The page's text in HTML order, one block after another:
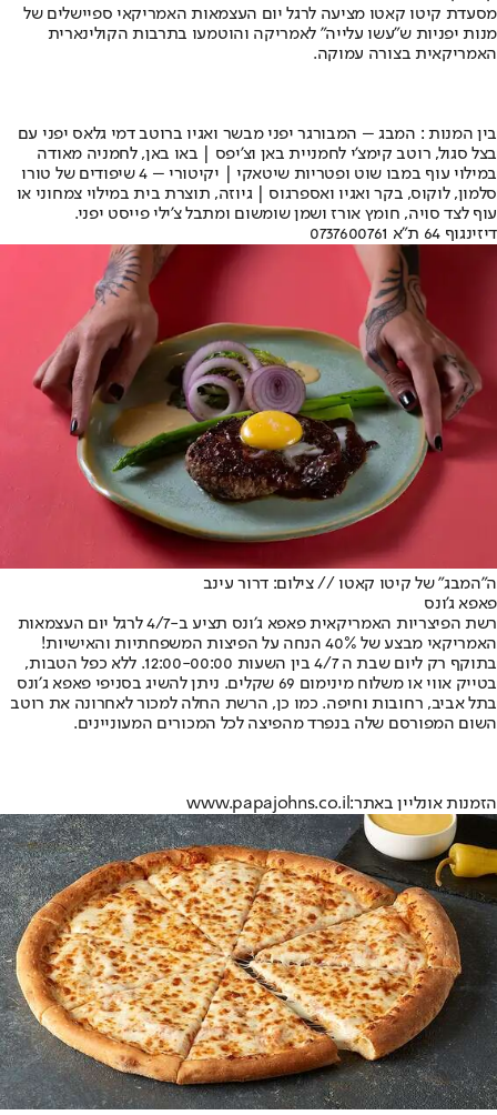
מסעדת קיטו קאטו מציעה לרגל יום העצמאות האמריקאי ספיישלים של
מנות יפניות ש"עשו עלייה" לאמריקה והוטמעו בתרבות הקולינארית
האמריקאית בצורה עמוקה.
בין המנות : המבג – המבורגר יפני מבשר ואגיו ברוטב דמי גלאס יפני עם
בצל סגול, רוטב קימצ'י לחמניית באן וצ'יפס | באו באן, לחמניה מאודה
במילוי עוף במבו שוט ופטריות שיטאקי | יקיטורי – 4 שיפודים של טורו
סלמון, לוקוס, בקר ואגיו ואספרגוס | גיוזה, תוצרת בית במילוי צמחוני או
עוף לצד סויה, חומץ אורז ושמן שומשום ומתבל צ'ילי פייסט יפני.
דיזינגוף 64 ת"א 0737600761
ה"המבג" של קיטו קאטו // צילום: דרור עינב
פאפא ג'ונס
רשת הפיצריות האמריקאית פאפא ג׳ונס תציע ב-4/7 לרגל יום העצמאות
האמריקאי מבצע של 40% הנחה על הפיצות המשפחתיות והאישיות!
בתוקף רק ליום שבת ה 4/7 בין השעות 12:00-00:00. ללא כפל הטבות,
בטייק אווי או משלוח מינימום 69 שקלים. ניתן להשיג בסניפי פאפא ג׳ונס
בתל אביב, רחובות וחיפה. כמו כן, הרשת החלה למכור לאחרונה את רוטב
השום המפורסם שלה בנפרד מהפיצה לכל המכורים המעוניינים.
הזמנות אונליין באתר:www.papajohns.co.il